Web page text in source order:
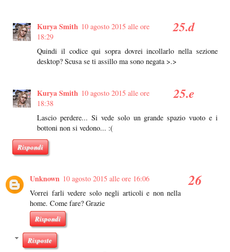
Kurya Smith 10 agosto 2015 alle ore
18:29
Quindi il codice qui sopra dovrei incollarlo nella sezione
desktop? Scusa se ti assillo ma sono negata >.>
Kurya Smith 10 agosto 2015 alle ore
18:38
Lascio perdere... Si vede solo un grande spazio vuoto e i
bottoni non si vedono... :(
Rispondi
Unknown 10 agosto 2015 alle ore 16:06
Vorrei farli vedere solo negli articoli e non nella
home. Come fare? Grazie
Rispondi
Risposte